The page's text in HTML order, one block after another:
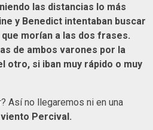
las distancias lo más
y Benedict intentaban buscar
morían a las dos frases.
de ambos varones por la
otro, si iban muy rápido o muy
Así no llegaremos ni en una
Percival.